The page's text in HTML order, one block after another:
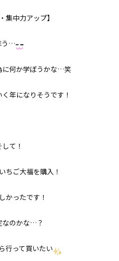
集中力アップ】
う…
に何か学ぼうかな…笑
年になりそうです！
して！
ちご大福を購入！
かったです！
なのかな…？
行って買いたい